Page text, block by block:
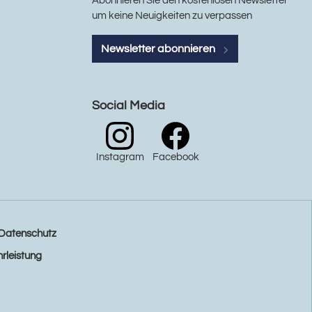
um keine Neuigkeiten zu verpassen
Newsletter abonnieren
Social Media
Instagram Facebook
Datenschutz